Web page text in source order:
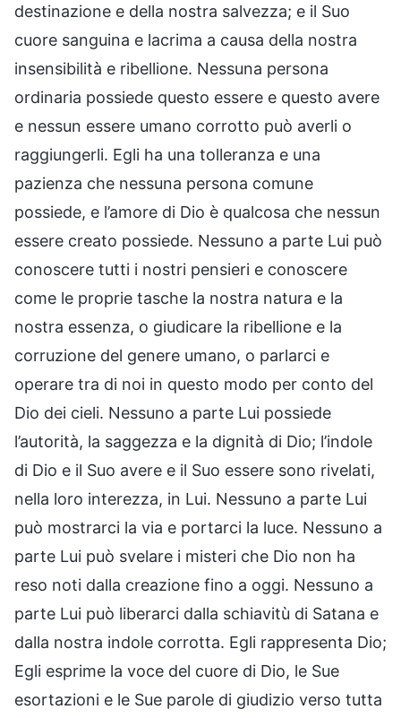
destinazione e della nostra salvezza; e il Suo
cuore sanguina e lacrima a causa della nostra
insensibilità e ribellione. Nessuna persona
ordinaria possiede questo essere e questo avere
e nessun essere umano corrotto può averli o
raggiungerli. Egli ha una tolleranza e una
pazienza che nessuna persona comune
possiede, e l’amore di Dio è qualcosa che nessun
essere creato possiede. Nessuno a parte Lui può
conoscere tutti i nostri pensieri e conoscere
come le proprie tasche la nostra natura e la
nostra essenza, o giudicare la ribellione e la
corruzione del genere umano, o parlarci e
operare tra di noi in questo modo per conto del
Dio dei cieli. Nessuno a parte Lui possiede
l’autorità, la saggezza e la dignità di Dio; l’indole
di Dio e il Suo avere e il Suo essere sono rivelati,
nella loro interezza, in Lui. Nessuno a parte Lui
può mostrarci la via e portarci la luce. Nessuno a
parte Lui può svelare i misteri che Dio non ha
reso noti dalla creazione fino a oggi. Nessuno a
parte Lui può liberarci dalla schiavitù di Satana e
dalla nostra indole corrotta. Egli rappresenta Dio;
Egli esprime la voce del cuore di Dio, le Sue
esortazioni e le Sue parole di giudizio verso tutta